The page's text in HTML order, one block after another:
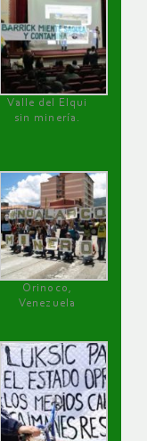
Valle del Elqui
sin minería.
Orinoco,
Venezuela